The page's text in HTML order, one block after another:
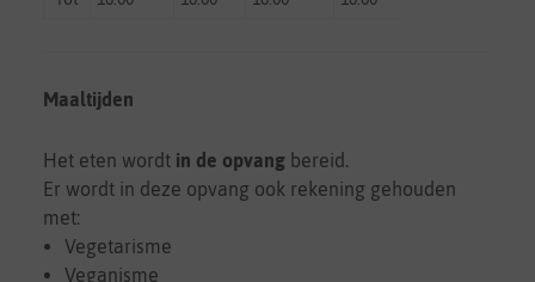
Maaltijden
Het eten wordt in de opvang bereid.
Er wordt in deze opvang ook rekening gehouden
met:
Vegetarisme
Veganisme